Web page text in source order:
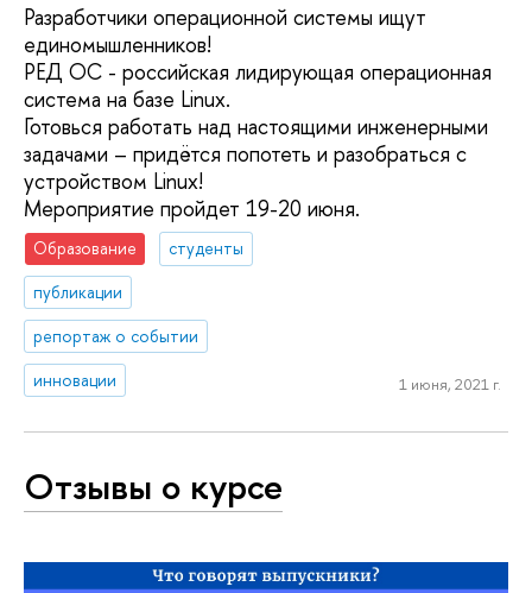
Разработчики операционной системы ищут
единомышленников!
РЕД ОС - российская лидирующая операционная
система на базе Linux.
Готовься работать над настоящими инженерными
задачами – придётся попотеть и разобраться с
устройством Linux!
Мероприятие пройдет 19-20 июня.
Образование
студенты
публикации
репортаж о событии
инновации
1 июня, 2021 г.
Отзывы о курсе